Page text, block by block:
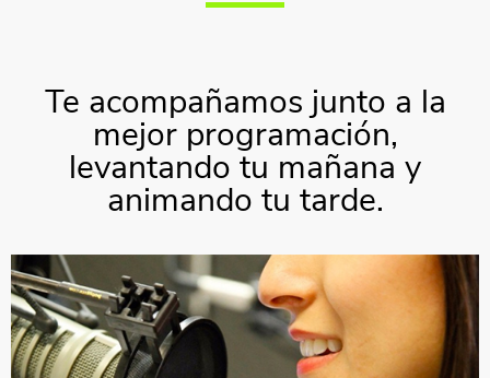
Te acompañamos junto a la
mejor programación,
levantando tu mañana y
animando tu tarde.